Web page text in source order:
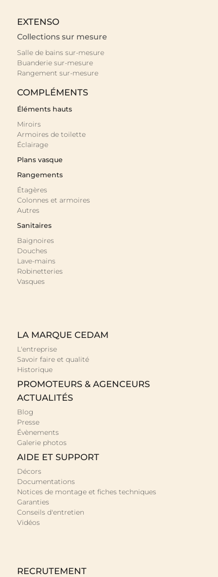
EXTENSO
Collections sur mesure
Salle de bains sur-mesure
Buanderie sur-mesure
Rangement sur-mesure
COMPLÉMENTS
Éléments hauts
Miroirs
Armoires de toilette
Éclairage
Plans vasque
Rangements
Étagères
Colonnes et armoires
Autres
Sanitaires
Baignoires
Douches
Lave-mains
Robinetteries
Vasques
LA MARQUE CEDAM
L'entreprise
Savoir faire et qualité
Historique
PROMOTEURS & AGENCEURS
ACTUALITÉS
Blog
Presse
Évènements
Galerie photos
AIDE ET SUPPORT
Décors
Documentations
Notices de montage et fiches techniques
Garanties
Conseils d'entretien
Vidéos
RECRUTEMENT